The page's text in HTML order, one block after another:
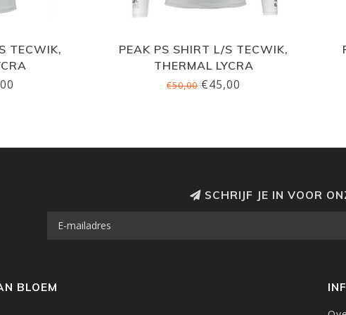
TECWIK,
PEAK PS SHIRT L/S TECWIK,
THERMAL LYCRA
€50,00€45,00
SCHRIJF JE IN VOOR
BLOEM